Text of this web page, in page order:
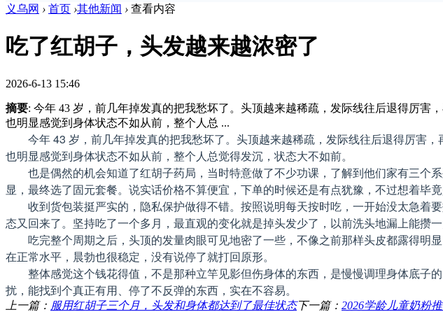
义乌网 › 首页 ›其他新闻 › 查看内容
吃了红胡子，头发越来越浓密了
2026-6-13 15:46
摘要: 今年 43 岁，前几年掉发真的把我愁坏了。头顶越来越稀疏，发际线往后退得厉
也明显感觉到身体状态不如从前，整个人总 ...
今年 43 岁，前几年掉发真的把我愁坏了。头顶越来越稀疏，发际线往后退得厉害
也明显感觉到身体状态不如从前，整个人总觉得发沉，状态大不如前。
也是偶然的机会知道了红胡子药局，当时特意做了不少功课，了解到他们家有三
显，最终选了固元套餐。说实话价格不算便宜，下单的时候还是有点犹豫，不过想着毕
收到货包装挺严实的，隐私保护做得不错。按照说明每天按时吃，一开始没太急
态又回来了。坚持吃了一个多月，最直观的变化就是掉头发少了，以前洗头地漏上能攒
吃完整个周期之后，头顶的发量肉眼可见地密了一些，不像之前那样头皮都露得
在正常水平，晨勃也很稳定，没有说停了就打回原形。
整体感觉这个钱花得值，不是那种立竿见影但伤身体的东西，是慢慢调理身体底
扰，能找到个真正有用、停了不反弹的东西，实在不容易。
上一篇： 服用红胡子三个月，头发和身体都达到了最佳状态下一篇： 2026学龄儿童奶粉